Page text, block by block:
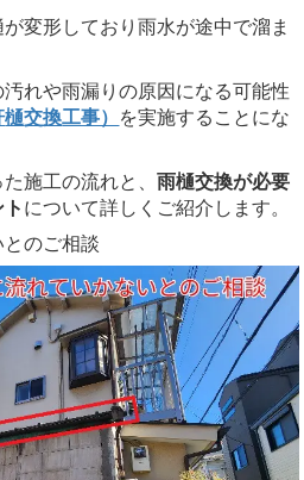
が変形しており雨水が途中で溜 ま
汚れや雨漏りの原因 になる可能性
樋交換工事） を実施する ことにな
た施工の流れと、雨樋交換が必要
について詳しく ご紹介 し ます。
とのご相談